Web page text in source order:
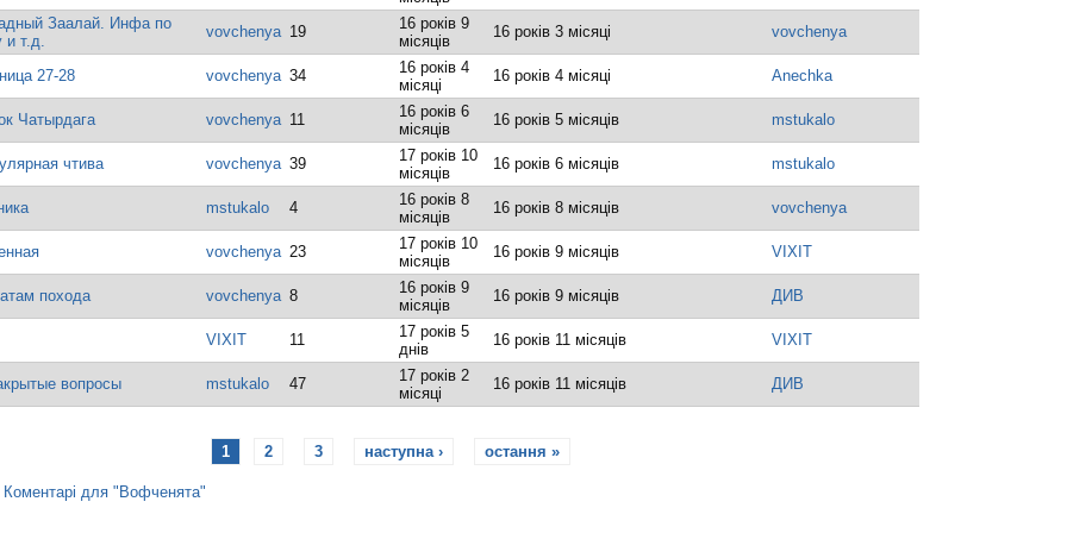
Заалай. Инфа по
т.д.
vovchenya 19
16 років 9
місяців
16 років 3 місяці vovchenya
27-28 vovchenya 34
16 років 4
місяці
16 років 4 місяці Anechka
Чатырдага vovchenya 11
16 років 6
місяців
16 років 5 місяців mstukalo
чтива vovchenya 39
17 років 10
місяців
16 років 6 місяців mstukalo
mstukalo 4
16 років 8
місяців
16 років 8 місяців vovchenya
vovchenya 23
17 років 10
місяців
16 років 9 місяців VIXIT
похода vovchenya 8
16 років 9
місяців
16 років 9 місяців ДИВ
VIXIT 11
17 років 5
днів
16 років 11 місяців VIXIT
вопросы mstukalo 47
17 років 2
місяці
16 років 11 місяців ДИВ
1 2 3 наступна › остання »